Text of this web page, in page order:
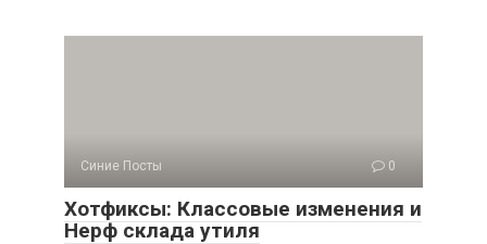
Синие Посты 0
Хотфиксы: Классовые изменения и
Нерф склада утиля